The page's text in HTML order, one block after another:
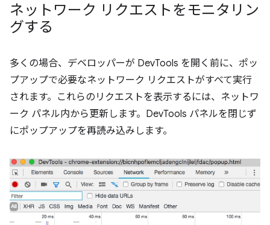
ネットワーク リクエストをモニタリン
グする
多くの場合、デベロッパーが DevTools を開く前に、ポッ
プアップで必要なネットワーク リクエストがすべて実行
されます。これらのリクエストを表示するには、ネットワ
ーク パネル内から更新します。DevTools パネルを閉じず
にポップアップを再読み込みします。